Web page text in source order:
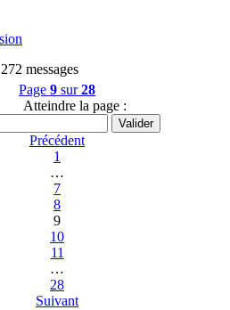
272 messages
Page 9 sur28
Atteindre la page :
Précédent
1
…
7
8
9
10
11
…
28
Suivant